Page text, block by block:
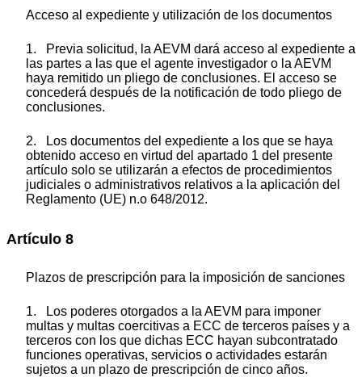
Acceso al expediente y utilización de los documentos
1. Previa solicitud, la AEVM dará acceso al expediente a
las partes a las que el agente investigador o la AEVM
haya remitido un pliego de conclusiones. El acceso se
concederá después de la notificación de todo pliego de
conclusiones.
2. Los documentos del expediente a los que se haya
obtenido acceso en virtud del apartado 1 del presente
artículo solo se utilizarán a efectos de procedimientos
judiciales o administrativos relativos a la aplicación del
Reglamento (UE) n.o 648/2012.
Artículo 8
Plazos de prescripción para la imposición de sanciones
1. Los poderes otorgados a la AEVM para imponer
multas y multas coercitivas a ECC de terceros países y a
terceros con los que dichas ECC hayan subcontratado
funciones operativas, servicios o actividades estarán
sujetos a un plazo de prescripción de cinco años.